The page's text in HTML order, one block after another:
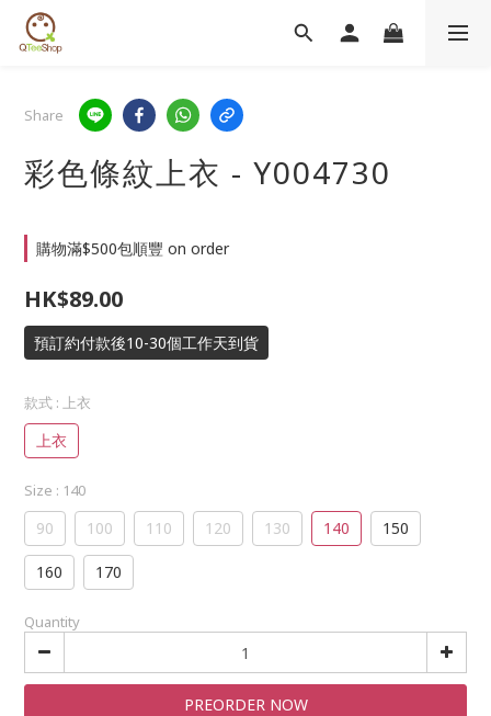
Share
彩色條紋上衣 - Y004730
購物滿$500包順豐 on order
HK$89.00
預訂約付款後10-30個工作天到貨
款式 : 上衣
上衣
Size : 140
90 100 110 120 130 140 150
160 170
Quantity
PREORDER NOW